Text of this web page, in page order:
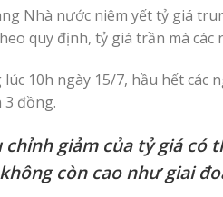
Nhà nước niêm yết tỷ giá
quy định, tỷ giá trần mà
10h ngày 15/7, hầu hết các
đồng.
chỉnh giảm của tỷ giá có
còn cao như giai